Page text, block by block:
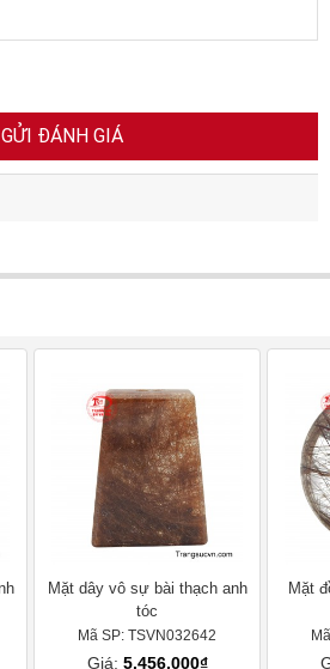
GỬI ĐÁNH GIÁ
Mặt dây vô sự bài thạch anh
tóc
Mã SP: TSVN032642
Giá: 5.456.000₫
Mặt